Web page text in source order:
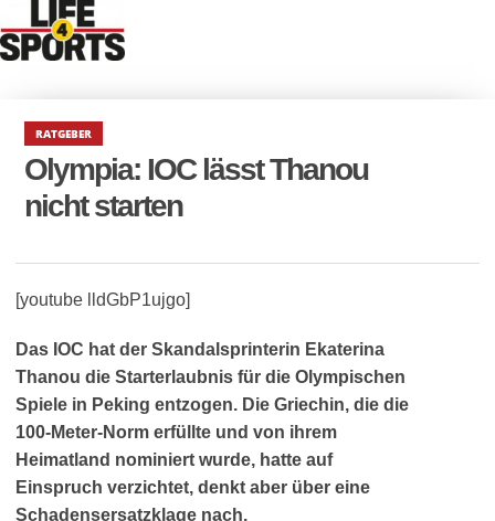
RATGEBER
Olympia: IOC lässt Thanou
nicht starten
[youtube lldGbP1ujgo]
Das IOC hat der Skandalsprinterin Ekaterina
Thanou die Starterlaubnis für die Olympischen
Spiele in Peking entzogen. Die Griechin, die die
100-Meter-Norm erfüllte und von ihrem
Heimatland nominiert wurde, hatte auf
Einspruch verzichtet, denkt aber über eine
Schadensersatzklage nach.